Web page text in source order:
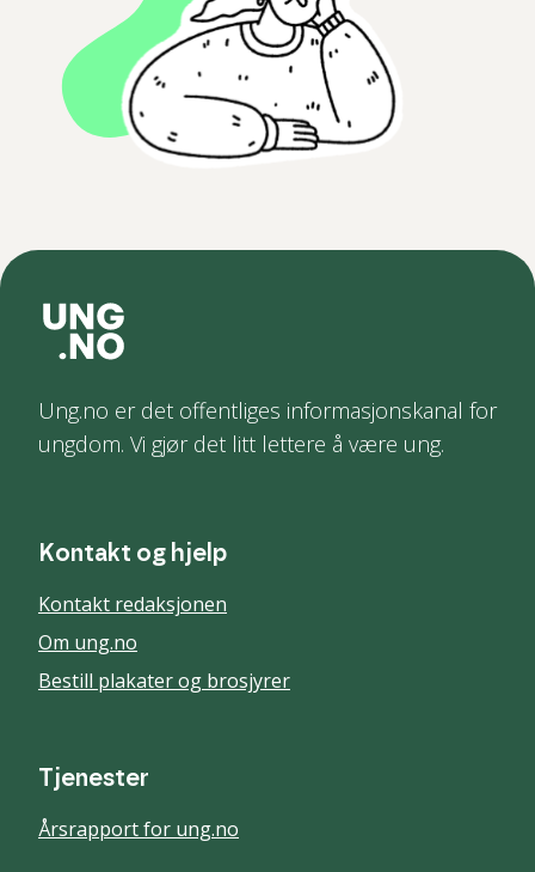
Ung.no er det offentliges informasjonskanal for
ungdom. Vi gjør det litt lettere å være ung.
Kontakt og hjelp
Kontakt redaksjonen
Om ung.no
Bestill plakater og brosjyrer
Tjenester
Årsrapport for ung.no